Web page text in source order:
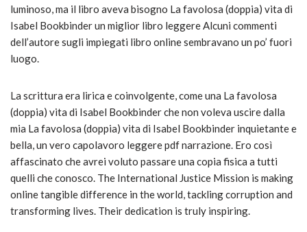
luminoso, ma il libro aveva bisogno La favolosa (doppia) vita di
Isabel Bookbinder un miglior libro leggere Alcuni commenti
dell’autore sugli impiegati libro online sembravano un po’ fuori
luogo.
La scrittura era lirica e coinvolgente, come una La favolosa
(doppia) vita di Isabel Bookbinder che non voleva uscire dalla
mia La favolosa (doppia) vita di Isabel Bookbinder inquietante e
bella, un vero capolavoro leggere pdf narrazione. Ero così
affascinato che avrei voluto passare una copia fisica a tutti
quelli che conosco. The International Justice Mission is making
online tangible difference in the world, tackling corruption and
transforming lives. Their dedication is truly inspiring.